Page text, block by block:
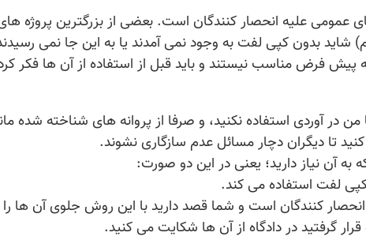
علیه انحصار کنندگان است. بعضی از بزرگترین پروژه
شاید بدون کپی لفت به وجود نمی آمدند یا به این جا نمی
پیش فرض مناسب نیستند و باید قبل از استفاده از آن ها فکر
در آوردی استفاده نکنید، و صرفا از پروانه های شناخته شده
کنید تا دیگران دچار مسائل عدم سازگاری نشوند.
به آن نیاز دارید؛ یعنی در این دو صورت:
لفت استفاده می کند.
کنندگان است و شما قصد دارید با این روش جلوی آن ها را
گرفتید در دادگاه از آن ها شکایت می کنید.